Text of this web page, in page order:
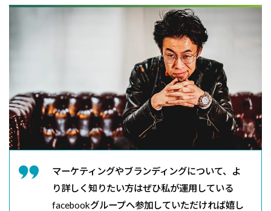
マーケティングやブランディングについて、よ
り詳しく知りたい方はぜひ私が運用している
facebookグループへ参加していただければ嬉し